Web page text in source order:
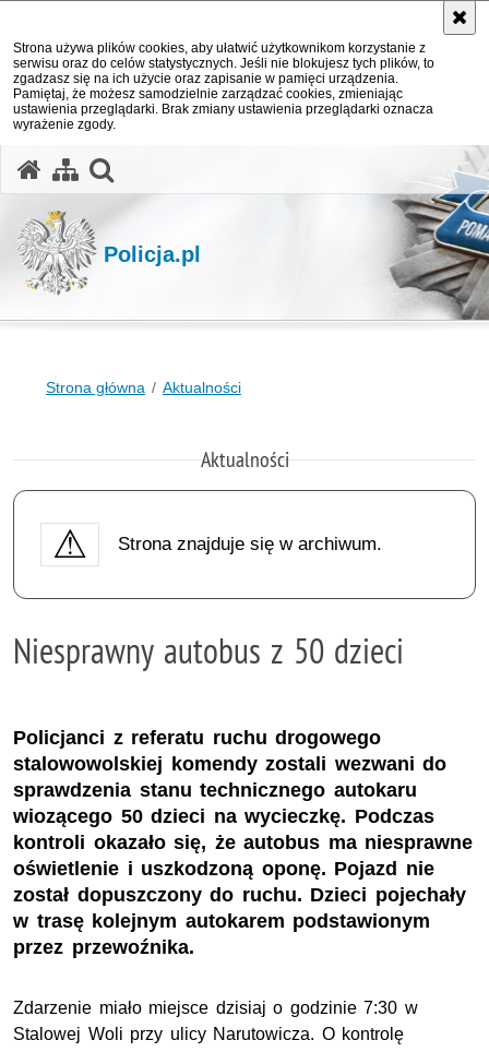
Strona używa plików cookies, aby ułatwić użytkownikom korzystanie z
serwisu oraz do celów statystycznych. Jeśli nie blokujesz tych plików, to
zgadzasz się na ich użycie oraz zapisanie w pamięci urządzenia.
Pamiętaj, że możesz samodzielnie zarządzać cookies, zmieniając
ustawienia przeglądarki. Brak zmiany ustawienia przeglądarki oznacza
wyrażenie zgody.
Policja.pl
Strona główna Aktualności
Aktualności
Strona znajduje się w archiwum.
Niesprawny autobus z 50 dzieci
Policjanci z referatu ruchu drogowego
stalowowolskiej komendy zostali wezwani do
sprawdzenia stanu technicznego autokaru
wiozącego 50 dzieci na wycieczkę. Podczas
kontroli okazało się, że autobus ma niesprawne
oświetlenie i uszkodzoną oponę. Pojazd nie
został dopuszczony do ruchu. Dzieci pojechały
w trasę kolejnym autokarem podstawionym
przez przewoźnika.
Zdarzenie miało miejsce dzisiaj o godzinie 7:30 w
Stalowej Woli przy ulicy Narutowicza. O kontrolę